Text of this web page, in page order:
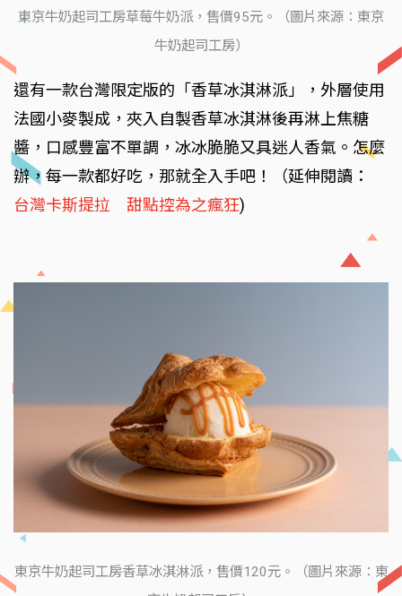
東京牛奶起司工房草莓牛奶派，售價95元。（圖片來源：東京
牛奶起司工房）
還有一款台灣限定版的「香草冰淇淋派」，外層使用
法國小麥製成，夾入自製香草冰淇淋後再淋上焦糖
醬，口感豐富不單調，冰冰脆脆又具迷人香氣。怎麼
辦，每一款都好吃，那就全入手吧！（延伸閱讀：
台灣卡斯提拉 甜點控為之瘋狂)
東京牛奶起司工房香草冰淇淋派，售價120元。（圖片來源：東